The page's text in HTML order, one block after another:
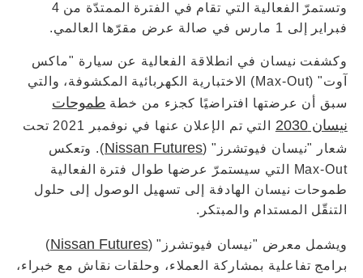
وتستمرّ الفعالية التي تقام في الفترة الممتدّة من 4
فبراير إلى 1 مارس في صالة عرض مقرّها العالمي.
وكشفت نيسان في انطلاقة الفعالية عن سيارة "ماكس
آوت" (Max-Out) الاختبارية الكهربائية المكشوفة، والتي
سبق أن عرضتها افتراضيًا كجزء من خطة طموحات
نيسان 2030
التي تم الإعلان عنها في نوفمبر 2021 تحت
شعار "نيسان فيوتشرز" (Nissan Futures). وتعكس
Max-Out التي سيستمرّ عرضها طوال فترة الفعالية
طموحات نيسان الهادفة إلى تسهيل الوصول إلى حلول
التنقّل المستدام والمبتكر.
ويشمل معرض "نيسان فيوتشرز" (Nissan Futures
)
برامج تفاعلية بمشاركة العملاء، وحلقات نقاش مع خبراء،